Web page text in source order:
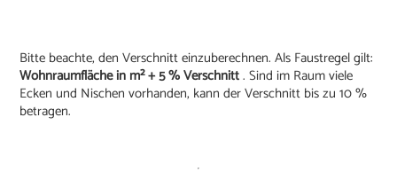
Bitte beachte, den Verschnitt einzuberechnen. Als Faustregel gilt:
Wohnraumfläche in m² + 5 % Verschnitt. Sind im Raum viele
Ecken und Nischen vorhanden, kann der Verschnitt bis zu 10 %
betragen.